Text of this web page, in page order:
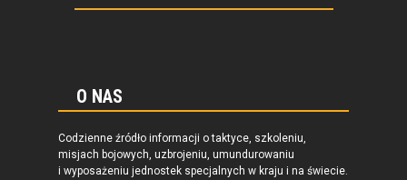
O NAS
Codzienne źródło informacji o taktyce, szkoleniu,
misjach bojowych, uzbrojeniu, umundurowaniu
i wyposażeniu jednostek specjalnych w kraju i na świecie.